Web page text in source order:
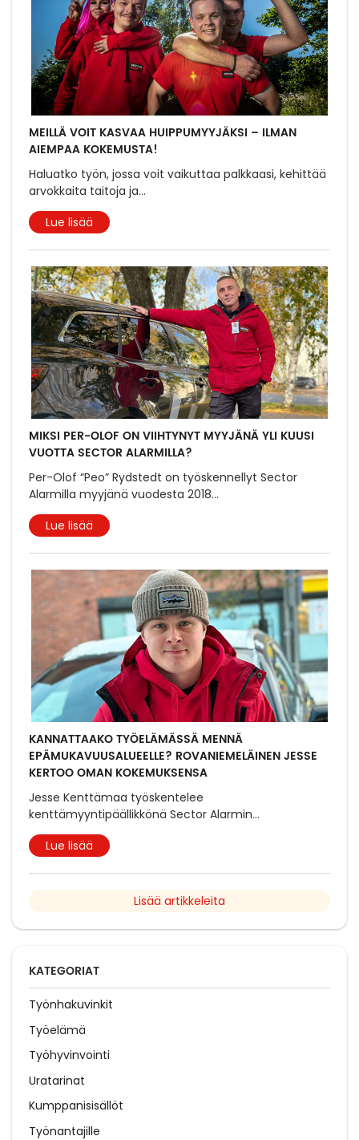
MEILLÄ VOIT KASVAA HUIPPUMYYJÄKSI – ILMAN
AIEMPAA KOKEMUSTA!
Haluatko työn, jossa voit vaikuttaa palkkaasi, kehittää
arvokkaita taitoja ja...
Lue lisää
MIKSI PER-OLOF ON VIIHTYNYT MYYJÄNÄ YLI KUUSI
VUOTTA SECTOR ALARMILLA?
Per-Olof “Peo” Rydstedt on työskennellyt Sector
Alarmilla myyjänä vuodesta 2018...
Lue lisää
KANNATTAAKO TYÖELÄMÄSSÄ MENNÄ
EPÄMUKAVUUSALUEELLE? ROVANIEMELÄINEN JESSE
KERTOO OMAN KOKEMUKSENSA
Jesse Kenttämaa työskentelee
kenttämyyntipäällikkönä Sector Alarmin...
Lue lisää
Lisää artikkeleita
KATEGORIAT
Työnhakuvinkit
Työelämä
Työhyvinvointi
Uratarinat
Kumppanisisällöt
Työnantajille